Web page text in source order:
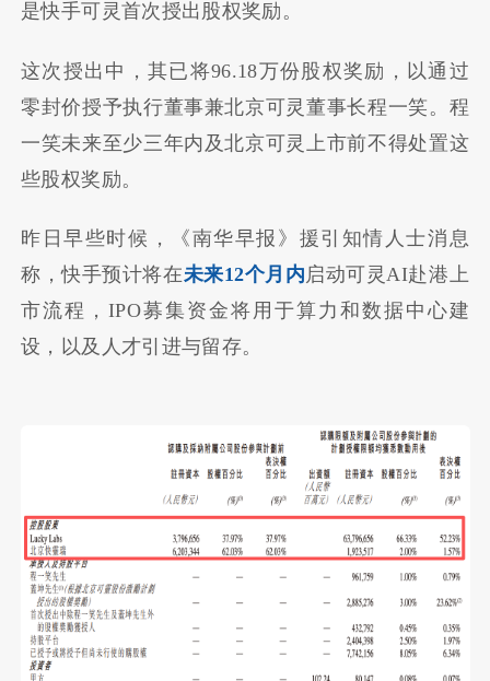
是快手可灵首次授出股权奖励。
这次授出中，其已将96.18万份股权奖励，以通过
零封价授予执行董事兼北京可灵董事长程一笑。程
一笑未来至少三年内及北京可灵上市前不得处置这
些股权奖励。
昨日早些时候，《南华早报》援引知情人士消息
称，快手预计将在未来12个月内启动可灵AI赴港上
市流程，IPO募集资金将用于算力和数据中心建
设，以及人才引进与留存。